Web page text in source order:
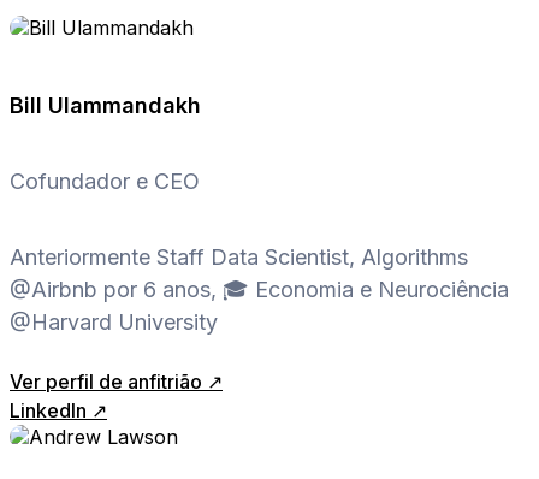
Bill Ulammandakh
Cofundador e CEO
Anteriormente Staff Data Scientist, Algorithms
@Airbnb por 6 anos, 🎓 Economia e Neurociência
@Harvard University
Ver perfil de anfitrião ↗
LinkedIn ↗